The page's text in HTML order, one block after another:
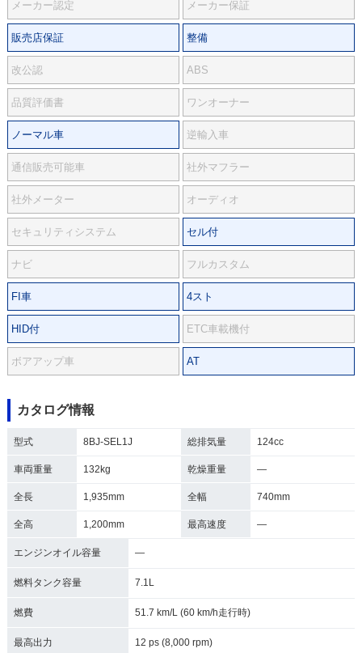
メーカー認定 メーカー保証
販売店保証 整備
改公認 ABS
品質評価書 ワンオーナー
ノーマル車 逆輸入車
通信販売可能車 社外マフラー
社外メーター オーディオ
セキュリティシステム セル付
ナビ フルカスタム
FI車 4スト
HID付 ETC車載機付
ボアアップ車 AT
カタログ情報
型式 8BJ-SEL1J 総排気量 124cc
車両重量 132kg 乾燥重量 ―
全長 1,935mm 全幅 740mm
全高 1,200mm 最高速度 ―
エンジンオイル容量 ―
燃料タンク容量 7.1L
燃費 51.7 km/L (60 km/h走行時)
最高出力 12 ps (8,000 rpm)